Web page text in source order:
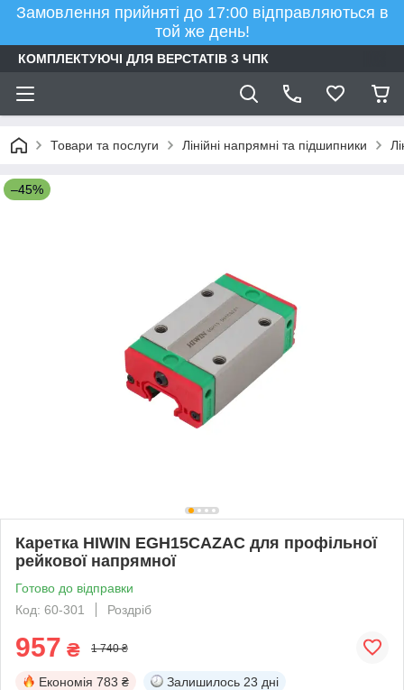
Замовлення прийняті до 17:00 відправляються в
той же день!
КОМПЛЕКТУЮЧІ ДЛЯ ВЕРСТАТІВ З ЧПК
Товари та послуги Лінійні напрямні та підшипники
–45%
Каретка HIWIN EGH15CAZAC для профільної
рейкової напрямної
Готово до відправки
Код: 60-301
Роздріб
957 ₴ 1 740 ₴
Економія 783 ₴ Залишилось 23 дні